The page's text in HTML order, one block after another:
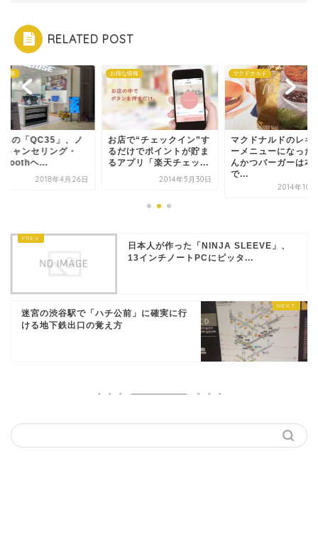
RELATED POST
情報
の「QC35」、ノ
キャンセリング・
ヘ...
2018年4月26日
お得な情報
お店で“チェックイン”す
るだけでポイントが貯ま
るアプリ「楽天チェッ...
2014年5月30日
マクドナルド
マクドナルドのレギ
ーメニューになった
んかつバーガーは本
で...
2014年10
日本人が作った「NINJA SLEEVE」、
13インチノートPCにピッタ...
迷宮の渋谷駅で「ハチ公前」に確実に行
ける地下鉄出口の覚え方